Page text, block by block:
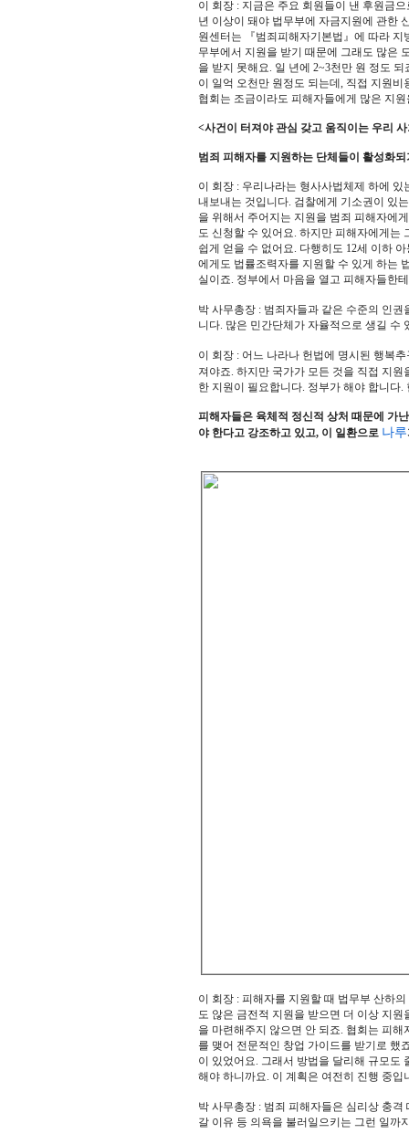
이 회장 : 지금은 주요 회원들이 낸 후원금
년 이상이 돼야 법무부에 자금지원에 관한
원센터는 『범죄피해자기본법』에 따라
무부에서 지원을 받기 때문에 그래도 많은
을 받지 못해요. 일 년에 2~3천만 원 정도
이 일억 오천만 원정도 되는데, 직접 지원
협회는 조금이라도 피해자들에게 많은 지
<사건이 터져야 관심 갖고 움직이는 우리
범죄 피해자를 지원하는 단체들이 활성화
이 회장 : 우리나라는 형사사법체제 하에
내보내는 것입니다. 검찰에게 기소권이 있
을 위해서 주어지는 지원을 범죄 피해자에
도 신청할 수 있어요. 하지만 피해자에게는
쉽게 얻을 수 없어요. 다행히도 12세 이하
에게도 법률조력자를 지원할 수 있게 하는
실이죠. 정부에서 마음을 열고 피해자들한
박 사무총장 : 범죄자들과 같은 수준의 인
니다. 많은 민간단체가 자율적으로 생길 수
이 회장 : 어느 나라나 헌법에 명시된 행복
져야죠. 하지만 국가가 모든 것을 직접 지
한 지원이 필요합니다. 정부가 해야 합니다
피해자들은 육체적 정신적 상처 때문에 가
야 한다고 강조하고 있고, 이 일환으로 나루
이 회장 : 피해자를 지원할 때 법무부 산하
도 않은 금전적 지원을 받으면 더 이상 지
을 마련해주지 않으면 안 되죠. 협회는 피
를 맺어 전문적인 창업 가이드를 받기로 했
이 있었어요. 그래서 방법을 달리해 규모도
해야 하니까요. 이 계획은 여전히 진행 중
박 사무총장 : 범죄 피해자들은 심리상 충
갈 이유 등 의욕을 불러일으키는 그런 일까